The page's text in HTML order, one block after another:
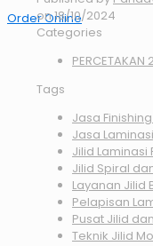
Order Online
on18/10/2024
Categories
PERCETAKAN
Tags
Jasa
Jasa
Jilid Laminasi
Jilid Spiral
Layanan Jilid
Pelapisan
Pusat Jilid
Teknik Jilid